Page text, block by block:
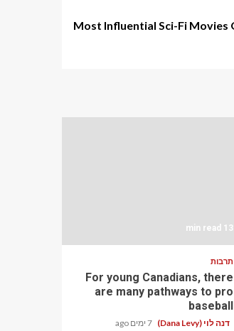
13 min read
תרבות
For young Canadians, there
are many pathways to pro
baseball
דנה לוי (Dana Levy) 7 ימים ago